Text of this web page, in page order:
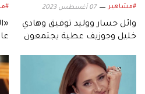
#مشاهير 07 أغسطس 2023
وائل جسار ووليد توفيق وهادي
خليل وجوزيف عطية يجتمعون